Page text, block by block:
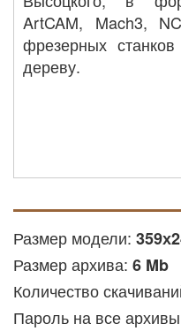
ArtCAM, Mach3,
фрезерных
дереву.
Размер модели:
Размер архива: 6 Mb
Количество
Пароль на все